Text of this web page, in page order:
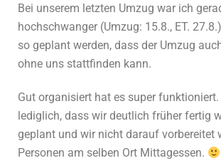
Bei unserem letzten Umzug war ich
hochschwanger (Umzug: 15.8., ET.
so geplant werden, dass der Umzug
ohne uns stattfinden kann.
Gut organisiert hat es super
lediglich, dass wir deutlich früher fertig
geplant und wir nicht darauf vorbereitet
Personen am selben Ort Mittagessen.